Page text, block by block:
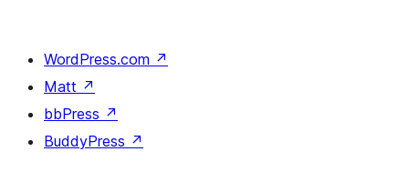
WordPress.com ↗
Matt ↗
bbPress ↗
BuddyPress ↗